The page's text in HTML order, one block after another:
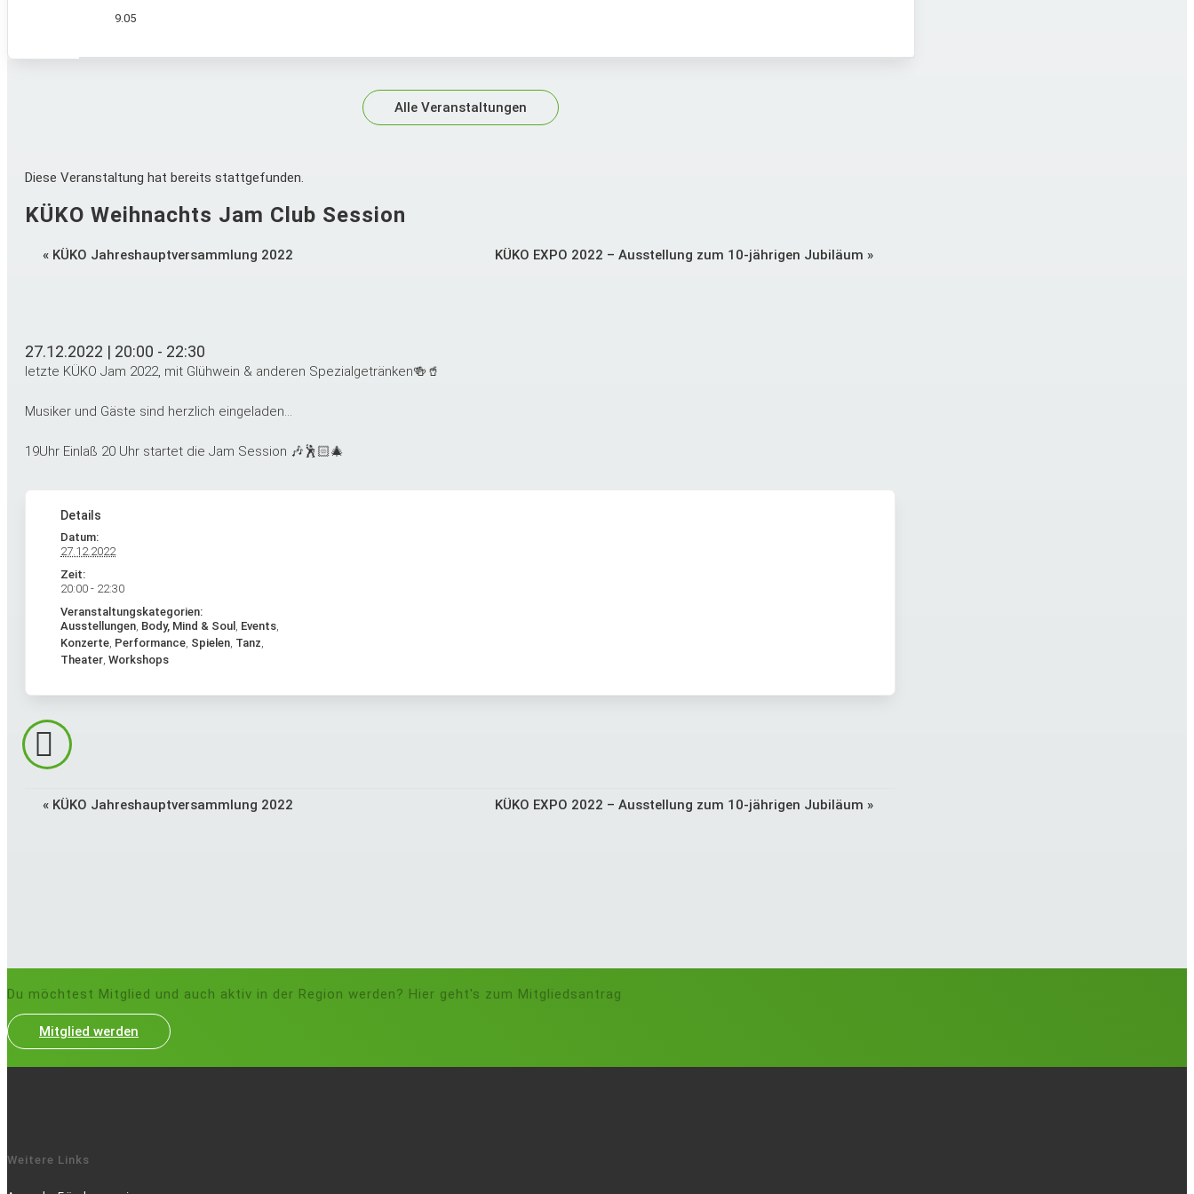
9.05
Alle Veranstaltungen
Diese Veranstaltung hat bereits stattgefunden.
KÜKO Weihnachts Jam Club Session
Veranstaltung
Navigation
« KÜKO Jahreshauptversammlung 2022 KÜKO EXPO 2022 – Ausstellung zum 10-jährigen Jubiläum »
27.12.2022 | 20:00 - 22:30
letzte KÜKO Jam 2022, mit Glühwein & anderen Spezialgetränken🍻🥤
Musiker und Gäste sind herzlich eingeladen…
19Uhr Einlaß 20 Uhr startet die Jam Session 🎶🕺🏻🎄
Details
Datum:
27.12.2022
Zeit:
20:00 - 22:30
Veranstaltungskategorien:
Ausstellungen Body, Mind & Soul Events
Konzerte Performance Spielen Tanz
Theater ,Workshops
Veranstaltung
Navigation
« KÜKO Jahreshauptversammlung 2022 KÜKO EXPO 2022 – Ausstellung zum 10-jährigen Jubiläum »
Du möchtest Mitglied und auch aktiv in der Region werden? Hier geht's zum Mitgliedsantrag
Mitglied werden
Weitere Links